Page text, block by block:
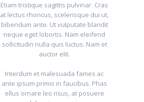
Etiam tristique sagittis pulvinar. Cras
at lectus rhoncus, scelerisque dui ut,
bibendum ante. Ut vulputate blandit
neque eget lobortis. Nam eleifend
sollicitudin nulla quis luctus. Nam et
auctor elit.
Interdum et malesuada fames ac
ante ipsum primis in faucibus. Phas
ellus ornare leo risus, at posuere